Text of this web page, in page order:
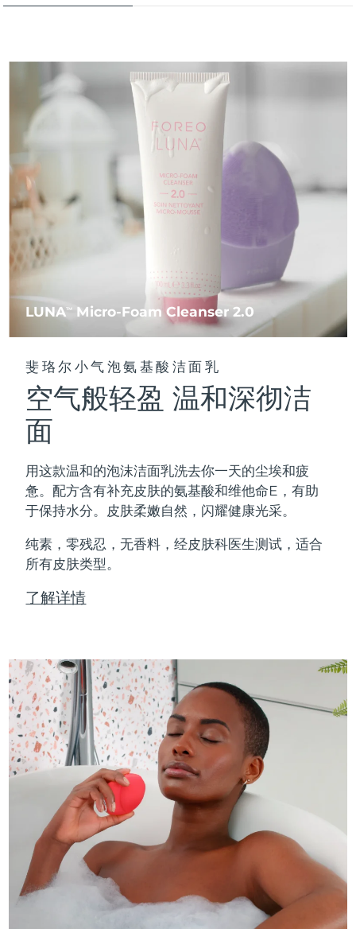
LUNATM Micro-Foam Cleanser 2.0
斐珞尔小气泡氨基酸洁面乳
空气般轻盈 温和深彻洁
面
用这款温和的泡沫洁面乳洗去你一天的尘埃和疲
惫。配方含有补充皮肤的氨基酸和维他命E，有助
于保持水分。皮肤柔嫩自然，闪耀健康光采。
纯素，零残忍，无香料，经皮肤科医生测试，适合
所有皮肤类型。
了解详情